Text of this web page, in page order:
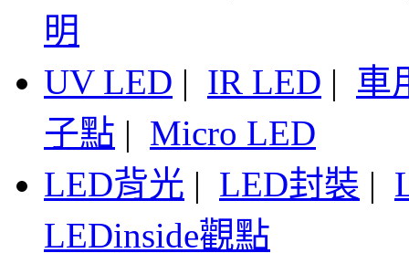
明
UV LED | IR LED | 車
子點 | Micro LED
LED背光 | LED封裝 |
LEDinside觀點